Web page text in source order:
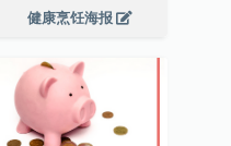
健康烹饪海报